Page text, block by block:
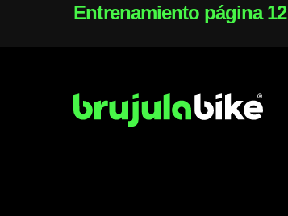
Entrenamiento página 12